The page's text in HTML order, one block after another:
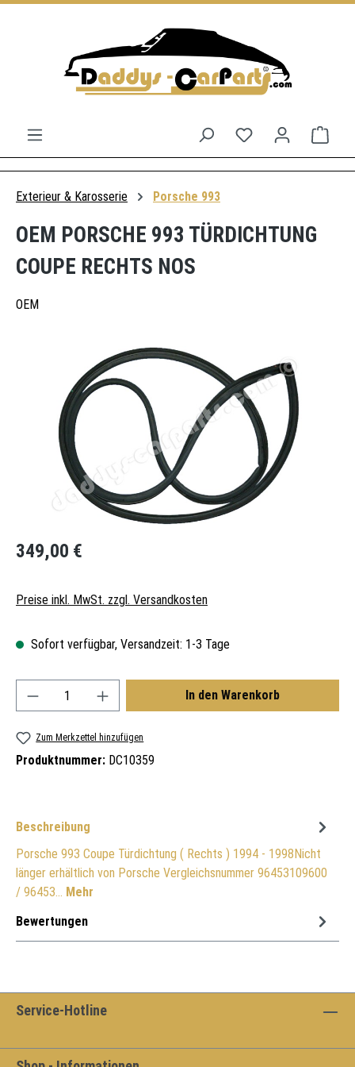
Du hast 0
Exterieur & Karosserie Porsche 993
OEM PORSCHE 993 TÜRDICHTUNG
COUPE RECHTS NOS
OEM
Regulärer Preis:
349,00 €
Preise inkl. MwSt. zzgl. Versandkosten
Sofort verfügbar, Versandzeit: 1-3 Tage
Produkt Anzahl: Gib den gewünschten Wert ein
In den Warenkorb
Zum Merkzettel hinzufügen
Produktnummer: DC10359
Beschreibung
Porsche 993 Coupe Türdichtung ( Rechts ) 1994 - 1998Nicht
länger erhältlich von Porsche Vergleichsnummer 96453109600
/ 96453… Mehr
Bewertungen
Service-Hotline